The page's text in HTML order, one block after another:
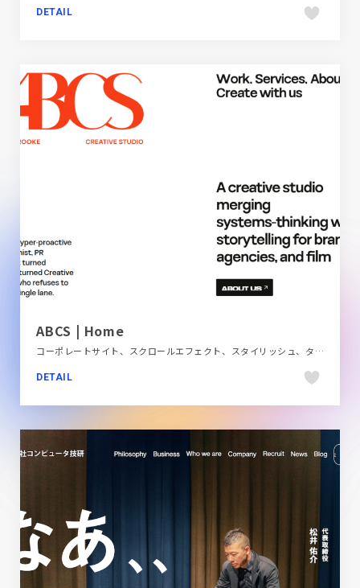
DETAIL
ABCS | Home
コーポレートサイト、スクロールエフェクト、スタイリッシュ、タイポグラフィー、デザイン・アート・音楽・文芸、ホワイト系
DETAIL